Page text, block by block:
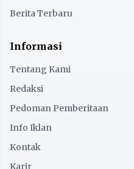
Berita Terbaru
Informasi
Tentang Kami
Redaksi
Pedoman Pemberitaan
Info Iklan
Kontak
Karir